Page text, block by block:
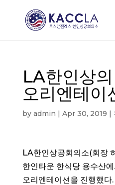
LA한인상
오리엔테이
by admin | Apr 30, 2019 |
LA한인상공회의소(회장
한인타운 한식당 용수산
오리엔테이션을 진행했다